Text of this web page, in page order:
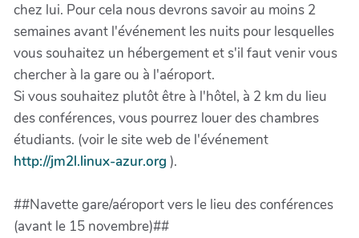
chez lui. Pour cela nous devrons savoir au moins 2
semaines avant l'événement les nuits pour lesquelles
vous souhaitez un hébergement et s'il faut venir vous
chercher à la gare ou à l'aéroport.
Si vous souhaitez plutôt être à l'hôtel, à 2 km du lieu
des conférences, vous pourrez louer des chambres
étudiants. (voir le site web de l'événement
http://jm2l.linux-azur.org ).
##Navette gare/aéroport vers le lieu des conférences
(avant le 15 novembre)##